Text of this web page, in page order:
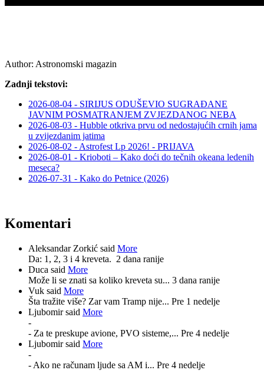
Author: Astronomski magazin
Zadnji tekstovi:
2026-08-04 - SIRIJUS ODUŠEVIO SUGRAĐANE
JAVNIM POSMATRANJEM ZVJEZDANOG NEBA
2026-08-03 - Hubble otkriva prvu od nedostajućih crnih jama
u zvijezdanim jatima
2026-08-02 - Astrofest Lp 2026! - PRIJAVA
2026-08-01 - Krioboti – Kako doći do tečnih okeana ledenih
meseca?
2026-07-31 - Kako do Petnice (2026)
Komentari
Aleksandar Zorkić said More
Da: 1, 2, 3 i 4 kreveta. 2 dana ranije
Duca said More
Može li se znati sa koliko kreveta su... 3 dana ranije
Vuk said More
Šta tražite više? Zar vam Tramp nije... Pre 1 nedelje
Ljubomir said More
-
- Za te preskupe avione, PVO sisteme,... Pre 4 nedelje
Ljubomir said More
-
- Ako ne računam ljude sa AM i... Pre 4 nedelje